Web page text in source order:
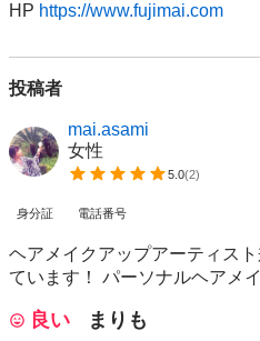
HP https://www.fujimai.com
投稿者
mai.asami
女性
5.0(2)
身分証 電話番号
ヘアメイクアップアーティス
ています！ パーソナルヘアメ
良い まりも